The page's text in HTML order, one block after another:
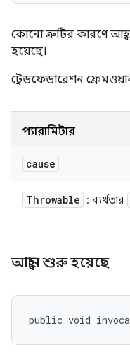
কোনো ত্রুটির কারণে
হয়েছে।
ট্রেডফেডারেশন
প্যারামিটার
cause
Throwable : ব্যর্থতার
আহ্বান শুরু হয়েছে
public void